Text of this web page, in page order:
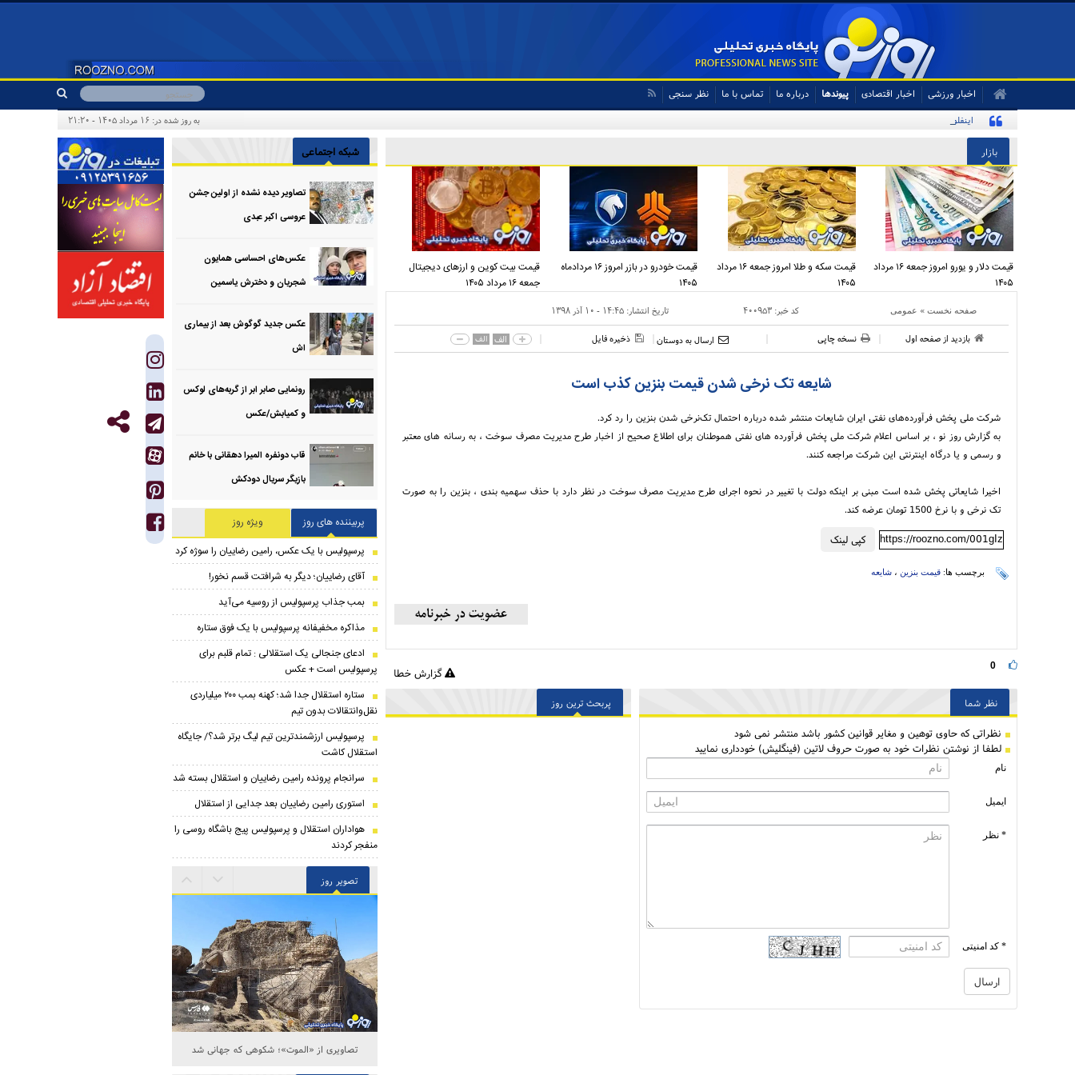
اخبار ورزشی اخبار اقتصادی پیوندها درباره ما تماس با ما نظر سنجی
اینفلوئنسر آمریکایی با پرچم ایران در تمرین تیم ملی به روز شده در: ۱۶ مرداد ۱۴۰۵ - ۲۱:۲۰
بازار
قیمت دلار و یورو امروز جمعه ۱۶ مرداد
۱۴۰۵
قیمت سکه و طلا امروز جمعه ۱۶ مرداد
۱۴۰۵
قیمت خودرو در بازر امروز ۱۶ مردادماه
۱۴۰۵
قیمت بیت کوین و ارز‌های دیجیتال
جمعه ۱۶ مرداد ۱۴۰۵
صفحه نخست » عمومی کد خبر:۴۰۰۹۵۳ تاریخ انتشار:۱۴:۴۵ - ۱۰ آذر ۱۳۹۸
بازدید از صفحه اول نسخه چاپی ارسال به دوستان ذخیره فایل الف الف
شایعه تک نرخی شدن قیمت بنزین کذب است
شرکت ملی پخش فرآورده‌های نفتی ایران شایعات منتشر شده درباره احتمال تک‌نرخی شدن بنزین را رد کرد.
به گزارش روز نو ، بر اساس اعلام شرکت ملی پخش فرآورده های نفتی هموطنان برای اطلاع صحیح از اخبار طرح مدیریت مصرف سوخت ، به رسانه های معتبر
و رسمی و یا درگاه اینترنتی این شرکت مراجعه کنند.
اخیرا شایعاتی پخش شده است مبنی بر اینکه دولت با تغییر در نحوه اجرای طرح مدیریت مصرف سوخت در نظر دارد با حذف سهمیه بندی ، بنزین را به صورت
تک نرخی و با نرخ 1500 تومان عرضه کند.
کپی لینک https://roozno.com/001gIz
برچسب ها: قیمت بنزین ، شایعه
0 گزارش خطا
نظر شما
نظراتی كه حاوی توهین و مغایر قوانین کشور باشد منتشر نمی شود
لطفا از نوشتن نظرات خود به صورت حروف لاتین (فینگلیش) خودداری نمایید
نام
ایمیل
* نظر
* کد امنیتی
پربحث ترین روز
شبکه اجتماعی
تصاویر دیده نشده از اولین جشن
عروسی اکبر عبدی
عکس‌های احساسی همایون
شجریان و دخترش یاسمین
عکس جدید گوگوش بعد از بیماری
اش
رونمایی صابر ابر از گربه‌های لوکس
و کمیابش/عکس
قاب دونفره المیرا دهقانی با خانم
بازیگر سریال دودکش
پربیننده های روز
ویژه روز
پرسپولیس با یک عکس، رامین رضاییان را سوژه کرد
آقای رضاییان؛ دیگر به شرافتت قسم نخور!
بمب جذاب پرسپولیس از روسیه می‌آید
مذاکره مخفیفانه پرسپولیس با یک فوق ستاره
ادعای جنجالی یک استقلالی : تمام قلبم برای
پرسپولیس است + عکس
ستاره استقلال جدا شد؛ کهنه بمب ۲۰۰ میلیاردی
نقل‌وانتقالات بدون تیم
پرسپولیس ارزشمندترین تیم لیگ برتر شد؟/ جایگاه
استقلال کاشت
سرانجام پرونده رامین رضاییان و استقلال بسته شد
استوری رامین رضاییان بعد جدایی از استقلال
هواداران استقلال و پرسپولیس پیج باشگاه روسی را
منفجر کردند
تصویر روز
تصاویری از «الموت»؛ شکوهی که جهانی شد